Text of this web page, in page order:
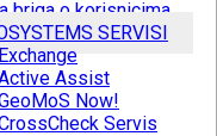
briga o korisnicima
SERVISI
Assist
Now!
Servis